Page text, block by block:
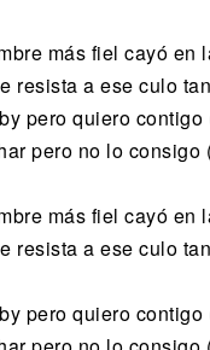
más fiel cayó en
resista a ese culo
pero quiero contigo
pero no lo consigo
más fiel cayó en
resista a ese culo
pero quiero contigo